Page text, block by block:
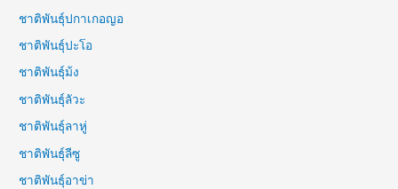
ชาติพันธุ์ปกาเกอญอ
ชาติพันธุ์ปะโอ
ชาติพันธุ์ม้ง
ชาติพันธุ์ลัวะ
ชาติพันธุ์ลาหู่
ชาติพันธุ์ลีซู
ชาติพันธุ์อาข่า